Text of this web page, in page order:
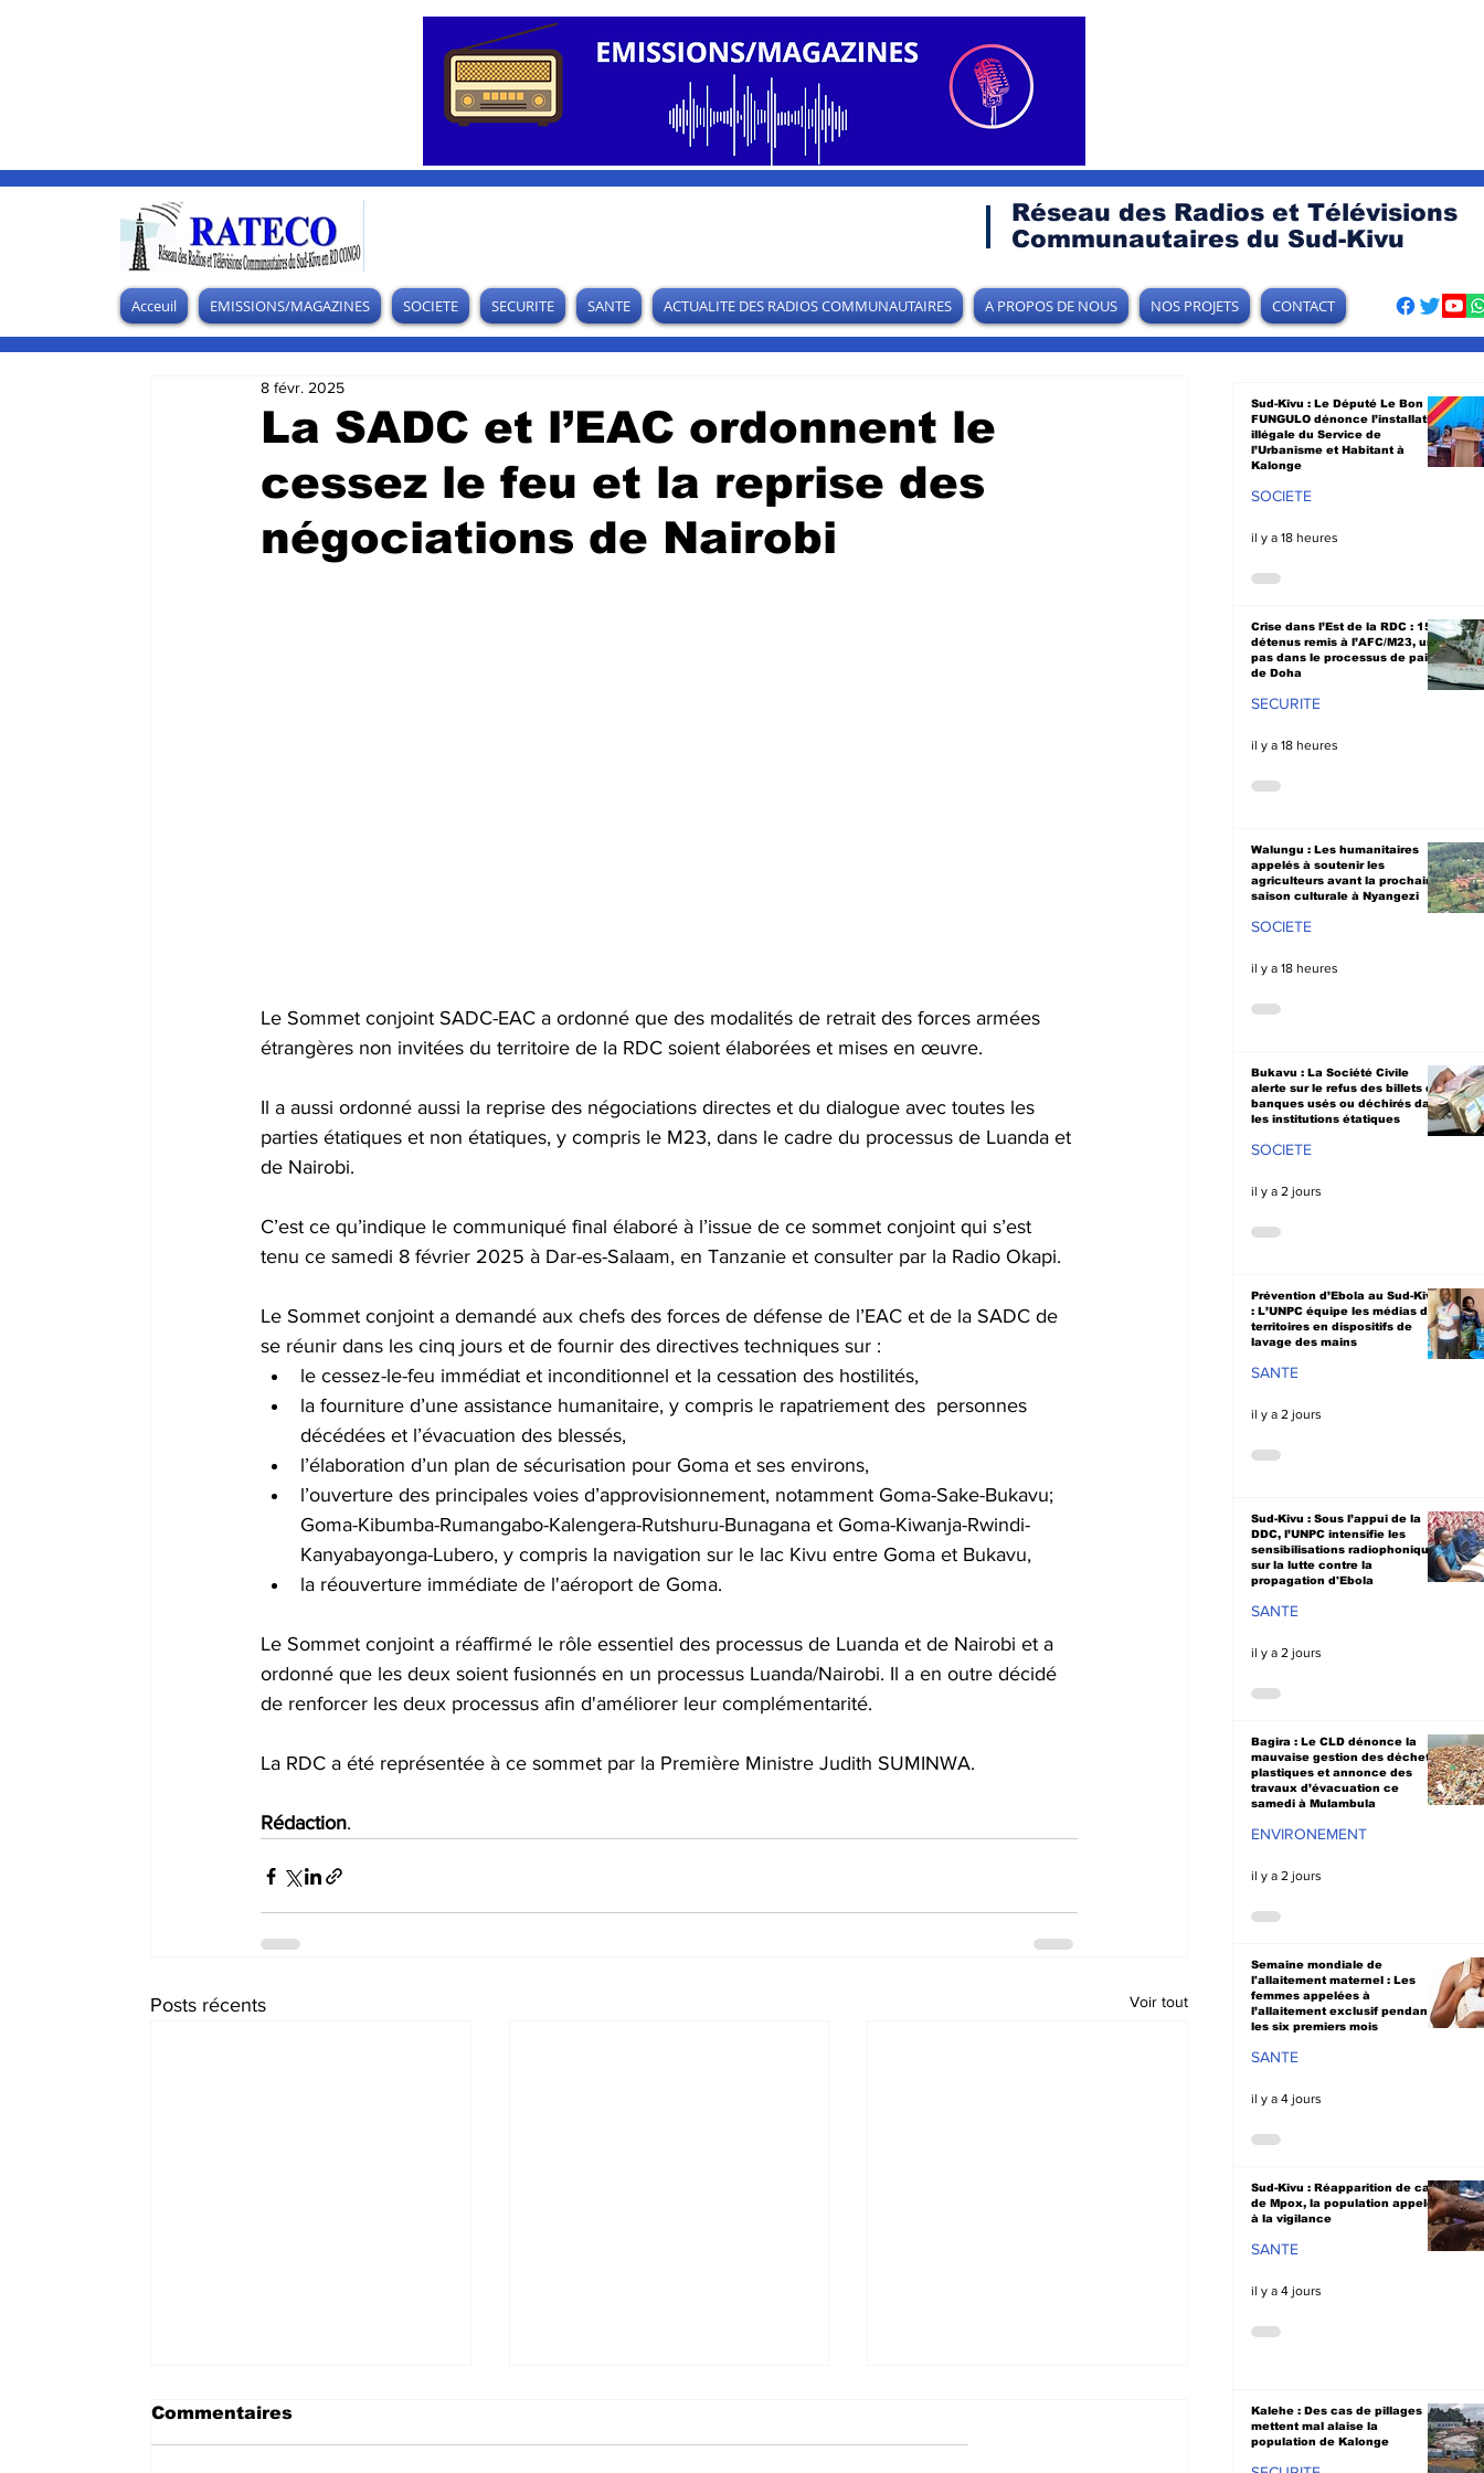
Réseau des Radios et Télévisions
Communautaires du Sud-Kivu
Acceuil EMISSIONS/MAGAZINES SOCIETE SECURITE SANTE ACTUALITE DES RADIOS COMMUNAUTAIRES A PROPOS DE NOUS NOS PROJETS CONTACT
La SADC et l’EAC ordonnent le
cessez le feu et la reprise des
négociations de Nairobi
8 févr. 2025
Le Sommet conjoint SADC-EAC a ordonné que des modalités de retrait des forces armées
étrangères non invitées du territoire de la RDC soient élaborées et mises en œuvre.
Il a aussi ordonné aussi la reprise des négociations directes et du dialogue avec toutes les
parties étatiques et non étatiques, y compris le M23, dans le cadre du processus de Luanda et
de Nairobi.
C’est ce qu’indique le communiqué final élaboré à l’issue de ce sommet conjoint qui s’est
tenu ce samedi 8 février 2025 à Dar-es-Salaam, en Tanzanie et consulter par la Radio Okapi.
Le Sommet conjoint a demandé aux chefs des forces de défense de l’EAC et de la SADC de
se réunir dans les cinq jours et de fournir des directives techniques sur :
le cessez-le-feu immédiat et inconditionnel et la cessation des hostilités,
la fourniture d’une assistance humanitaire, y compris le rapatriement des  personnes
décédées et l’évacuation des blessés,
l’élaboration d’un plan de sécurisation pour Goma et ses environs,
l’ouverture des principales voies d’approvisionnement, notamment Goma-Sake-Bukavu;
Goma-Kibumba-Rumangabo-Kalengera-Rutshuru-Bunagana et Goma-Kiwanja-Rwindi-
Kanyabayonga-Lubero, y compris la navigation sur le lac Kivu entre Goma et Bukavu,
la réouverture immédiate de l'aéroport de Goma.
Le Sommet conjoint a réaffirmé le rôle essentiel des processus de Luanda et de Nairobi et a
ordonné que les deux soient fusionnés en un processus Luanda/Nairobi. Il a en outre décidé
de renforcer les deux processus afin d'améliorer leur complémentarité.
La RDC a été représentée à ce sommet par la Première Ministre Judith SUMINWA.
Rédaction.
Posts récents Voir tout
Commentaires
Sud-Kivu : Le Député Le Bon
FUNGULO dénonce l’installation
illégale du Service de
l’Urbanisme et Habitant à
Kalonge
SOCIETE
il y a 18 heures
Crise dans l’Est de la RDC : 15
détenus remis à l’AFC/M23, un
pas dans le processus de paix
de Doha
SECURITE
il y a 18 heures
Walungu : Les humanitaires
appelés à soutenir les
agriculteurs avant la prochaine
saison culturale à Nyangezi
SOCIETE
il y a 18 heures
Bukavu : La Société Civile
alerte sur le refus des billets de
banques usés ou déchirés dans
les institutions étatiques
SOCIETE
il y a 2 jours
Prévention d’Ebola au Sud-Kivu
: L’UNPC équipe les médias de
territoires en dispositifs de
lavage des mains
SANTE
il y a 2 jours
Sud-Kivu : Sous l’appui de la
DDC, l’UNPC intensifie les
sensibilisations radiophoniques
sur la lutte contre la
propagation d'Ebola
SANTE
il y a 2 jours
Bagira : Le CLD dénonce la
mauvaise gestion des déchets
plastiques et annonce des
travaux d’évacuation ce
samedi à Mulambula
ENVIRONEMENT
il y a 2 jours
Semaine mondiale de
l'allaitement maternel : Les
femmes appelées à
l’allaitement exclusif pendant
les six premiers mois
SANTE
il y a 4 jours
Sud-Kivu : Réapparition de cas
de Mpox, la population appelée
à la vigilance
SANTE
il y a 4 jours
Kalehe : Des cas de pillages
mettent mal alaise la
population de Kalonge